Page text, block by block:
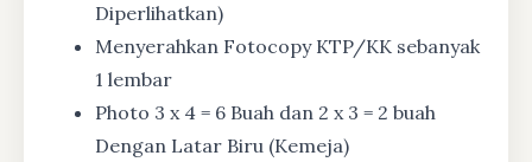
Diperlihatkan)
Menyerahkan Fotocopy KTP/KK sebanyak
1 lembar
Photo 3 x 4 = 6 Buah dan 2 x 3 = 2 buah
Dengan Latar Biru (Kemeja)